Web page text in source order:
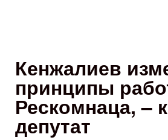
Кенжалиев
принципы
Рескомнаца, –
депутат